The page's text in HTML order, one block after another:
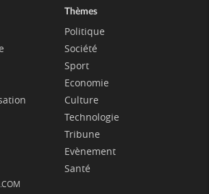
Thèmes
Politique
Société
Sport
Economie
Culture
Technologie
Tribune
Evènement
Santé